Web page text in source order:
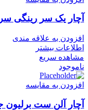
آچار یک سر رینگی سری
افزودن به علاقه مندی
اطلاعات بیشتر
مشاهده سریع
ناموجود
افزودن به مقایسه
آچار آلن ست برلیون جعبه ای